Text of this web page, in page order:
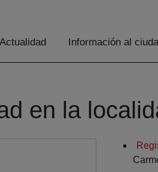
Actualidad Información al
en la